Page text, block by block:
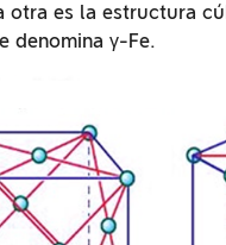
otra es la estructura
denomina γ-Fe.